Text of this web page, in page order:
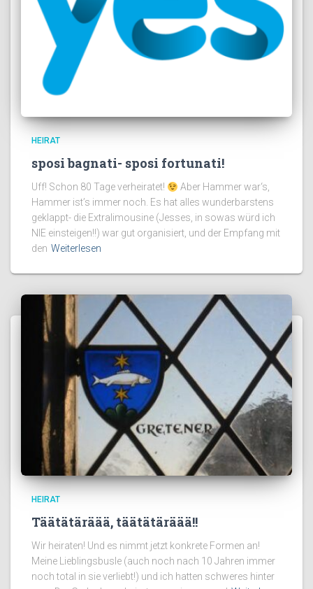
HEIRAT
sposi bagnati- sposi fortunati!
Uff! Schon 80 Tage verheiratet!
Aber Hammer war‘s,
Hammer ist’s immer noch. Es hat alles wunderbarstens
geklappt- die Extralimousine (Jesses, in sowas würd ich
NIE einsteigen!!) war gut organisiert, und der Empfang mit
den Weiterlesen
HEIRAT
Täätätäräää, täätätäräää!!
Wir heiraten! Und es nimmt jetzt konkrete Formen an!
Meine Lieblingsbusle (auch noch nach ‎‎10 Jahren immer
noch total in sie verliebt!) und ich hatten schweres hinter